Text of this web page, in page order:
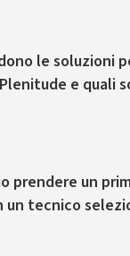
le soluzioni
e quali
prendere un
un tecnico